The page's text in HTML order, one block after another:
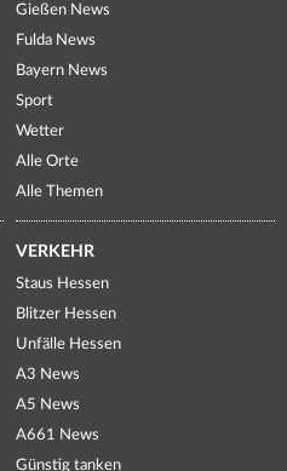
Gießen News
Fulda News
Bayern News
Sport
Wetter
Alle Orte
Alle Themen
VERKEHR
Staus Hessen
Blitzer Hessen
Unfälle Hessen
A3 News
A5 News
A661 News
Günstig tanken